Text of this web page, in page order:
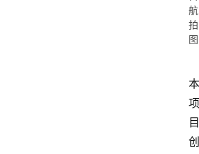
航
拍
图
本
项
目
创